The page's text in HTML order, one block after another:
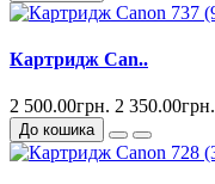
Картридж Can..
2 500.00грн. 2 350.00грн.
До кошика